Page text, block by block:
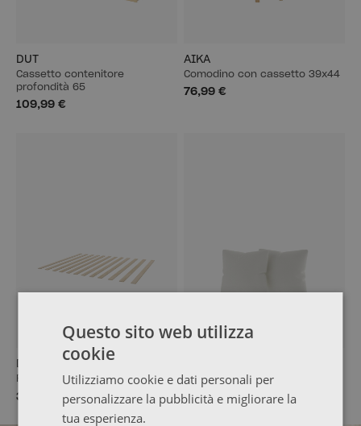
DUT
Cassetto contenitore
profondità 65
109,99 €
AIKA
Comodino con cassetto 39x44
76,99 €
Rete a doghe per letto 135
39,99 €
Confezione da 2 cuscini
22,99 €
Questo sito web utilizza
cookie
Utilizziamo cookie e dati personali per
personalizzare la pubblicità e migliorare la
tua esperienza.